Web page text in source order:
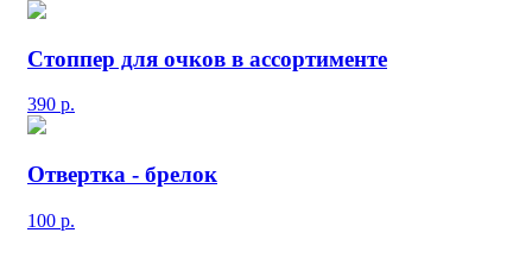
Стоппер для очков в ассортименте
390 р.
Отвертка - брелок
100 р.